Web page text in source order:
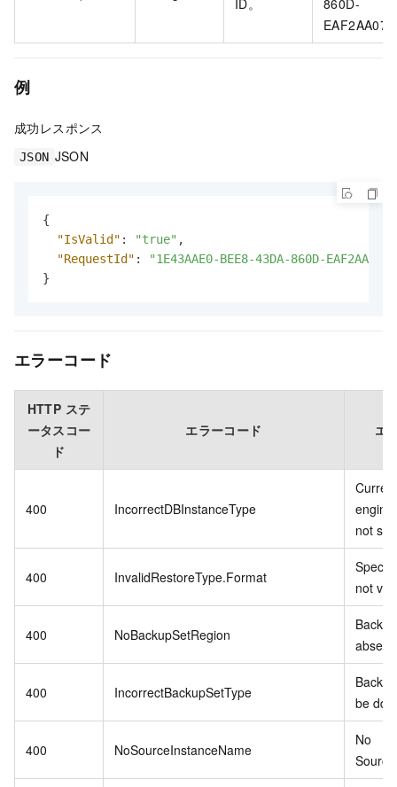
ID。
860D-
例
成功レスポンス
JSON JSON
{
"IsValid" : "true" ,
"RequestId" :
"1E43AAE0-BEE8-43DA-860D-
}
エラーコード
HTTP ステ
ータスコー
ド
エラーコード エ
400 IncorrectDBInstanceType
not
400 InvalidRestoreType.Format
not
400 NoBackupSetRegion
400 IncorrectBackupSetType
be ddr.
400 NoSourceInstanceName
No